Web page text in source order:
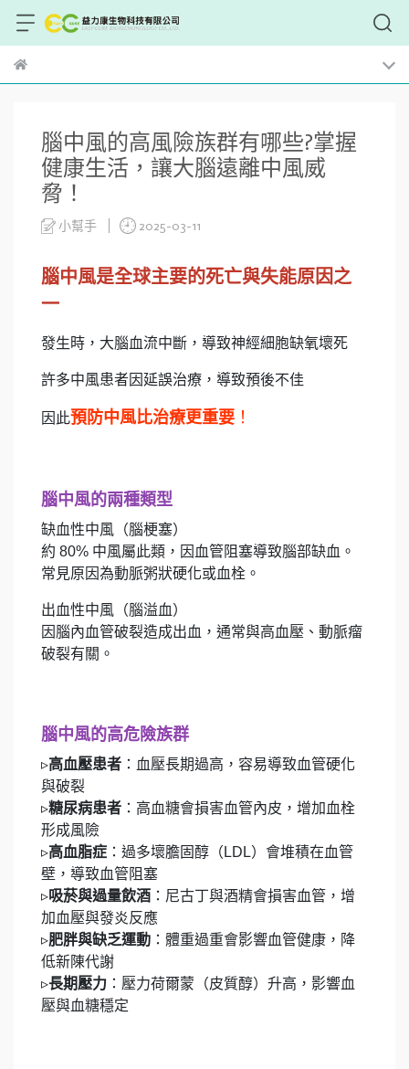
腦中風的高風險族群有哪些?掌握
健康生活，讓大腦遠離中風威
脅！
小幫手 2025-03-11
腦中風是全球主要的死亡與失能原因之
一
發生時，大腦血流中斷，導致神經細胞缺氧壞死
許多中風患者因延誤治療，導致預後不佳
因此預防中風比治療更重要 ！
腦中風的兩種類型
缺血性中風（腦梗塞）
約 80% 中風屬此類，因血管阻塞導致腦部缺血。
常見原因為動脈粥狀硬化或血栓。
出血性中風（腦溢血）
因腦內血管破裂造成出血，通常與高血壓、動脈瘤
破裂有關。
腦中風的高危險族群
▹高血壓患者 ：血壓長期過高，容易導致血管硬化
與破裂
▹糖尿病患者 ：高血糖會損害血管內皮，增加血栓
形成風險
▹高血脂症 ：過多壞膽固醇（LDL）會堆積在血管
壁，導致血管阻塞
▹吸菸與過量飲酒 ：尼古丁與酒精會損害血管，增
加血壓與發炎反應
▹肥胖與缺乏運動 ：體重過重會影響血管健康，降
低新陳代謝
▹長期壓力 ：壓力荷爾蒙（皮質醇）升高，影響血
壓與血糖穩定